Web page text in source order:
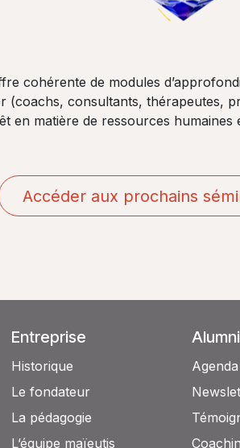
cohérente de modules
(coachs, consultants, thérapeutes,
en matière de ressources humaines
Accéder aux prochains
Entreprise
Historique
Le fondateur
La pédagogie
L’équipe maïeutis
Alumni
Agenda